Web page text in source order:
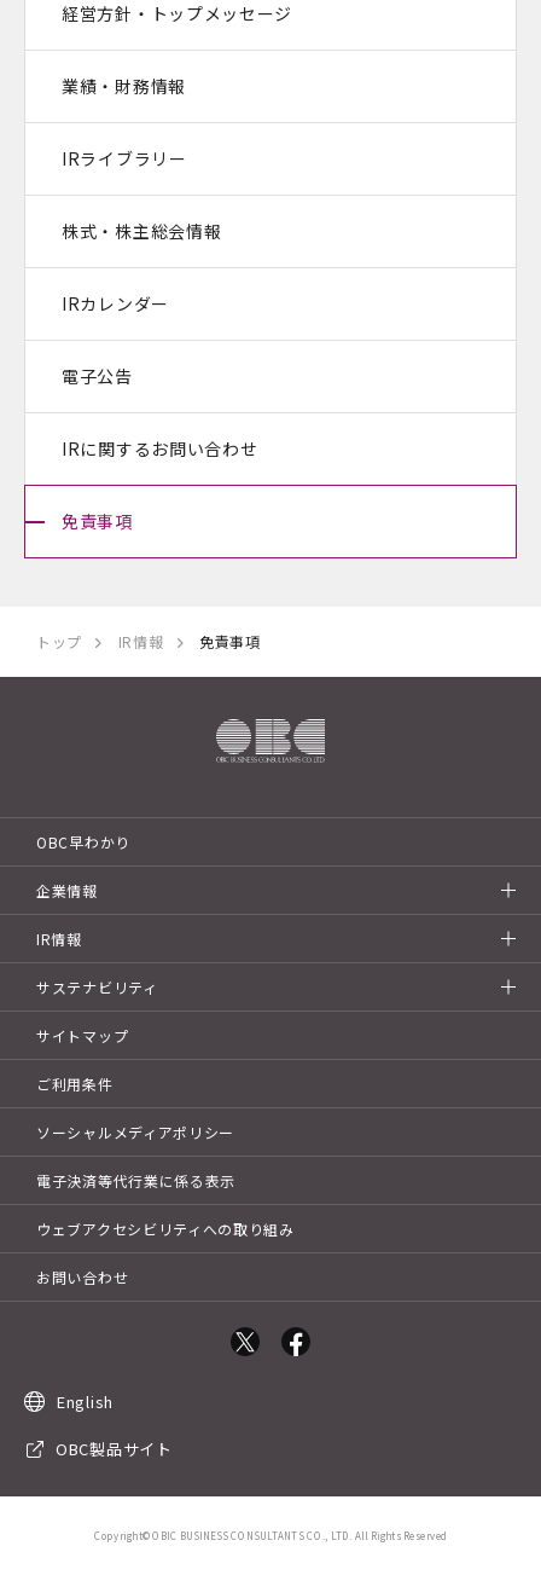
トップ IR情報 免責事項
経営方針・トップメッセージ
業績・財務情報
IRライブラリー
株式・株主総会情報
IRカレンダー
電子公告
IRに関するお問い合わせ
免責事項
OBC早わかり
企業情報
IR情報
サステナビリティ
サイトマップ
ご利用条件
ソーシャルメディアポリシー
電子決済等代行業に係る表示
ウェブアクセシビリティへの取り組み
お問い合わせ
English
OBC製品サイト
Copyright©OBIC BUSINESS CONSULTANTS CO., LTD. All Rights Reserved